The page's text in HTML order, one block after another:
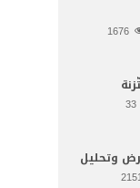
وتحليل